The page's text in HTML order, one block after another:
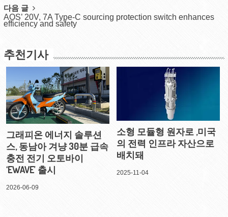
다음 글
AOS’ 20V, 7A Type-C sourcing protection switch enhances
efficiency and safety
추천기사
그래피온 에너지 솔루션
스, 동남아 겨냥 30분 급속
충전 전기 오토바이
‘EWAVE’ 출시
2026-06-09
소형 모듈형 원자로 ,미국
의 전력 인프라 자산으로
배치돼
2025-11-04